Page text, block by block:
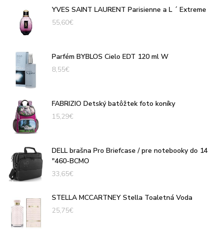
YVES SAINT LAURENT Parisienne a L ´ Extreme
55,60€
Parfém BYBLOS Cielo EDT 120 ml W
8,55€
FABRIZIO Detský batôžtek foto koníky
15,29€
DELL brašna Pro Briefcase / pre notebooky do 14
"460-BCMO
33,65€
STELLA MCCARTNEY Stella Toaletná Voda
25,75€